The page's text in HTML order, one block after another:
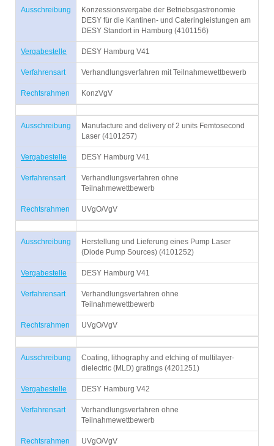
Ausschreibung
Konzessionsvergabe der Betriebsgastronomie
DESY für die Kantinen- und Cateringleistungen am
DESY Standort in Hamburg (4101156)
Vergabestelle DESY Hamburg V41
Verfahrensart Verhandlungsverfahren mit Teilnahmewettbewerb
Rechtsrahmen KonzVgV
Ausschreibung
Manufacture and delivery of 2 units Femtosecond
Laser (4101257)
Vergabestelle DESY Hamburg V41
Verfahrensart
Verhandlungsverfahren ohne
Teilnahmewettbewerb
Rechtsrahmen UVgO/VgV
Ausschreibung
Herstellung und Lieferung eines Pump Laser
(Diode Pump Sources) (4101252)
Vergabestelle DESY Hamburg V41
Verfahrensart
Verhandlungsverfahren ohne
Teilnahmewettbewerb
Rechtsrahmen UVgO/VgV
Ausschreibung
Coating, lithography and etching of multilayer-
dielectric (MLD) gratings (4201251)
Vergabestelle DESY Hamburg V42
Verfahrensart
Verhandlungsverfahren ohne
Teilnahmewettbewerb
Rechtsrahmen UVgO/VgV